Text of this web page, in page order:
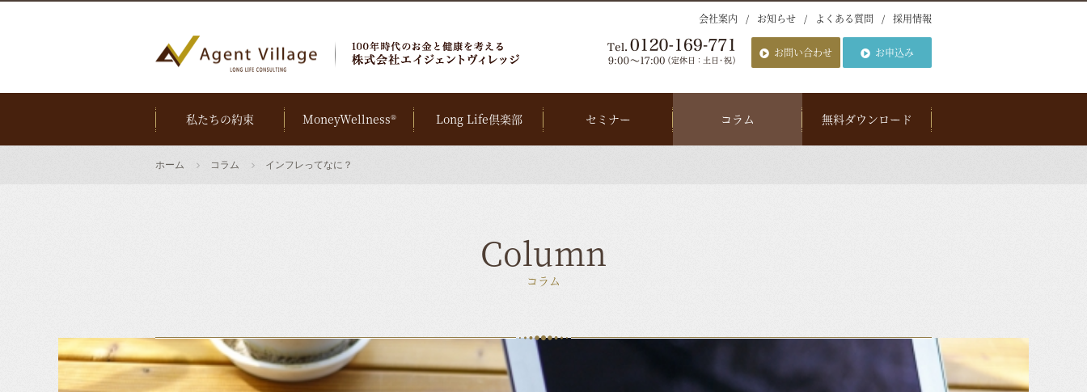
会社案内 お知らせ よくある質問 採用情報
お問い合わせ お申込み
私たちの約束 MoneyWellness® Long Life倶楽部 セミナー コラム 無料ダウンロード
ホーム コラム インフレってなに？
Column
コラム